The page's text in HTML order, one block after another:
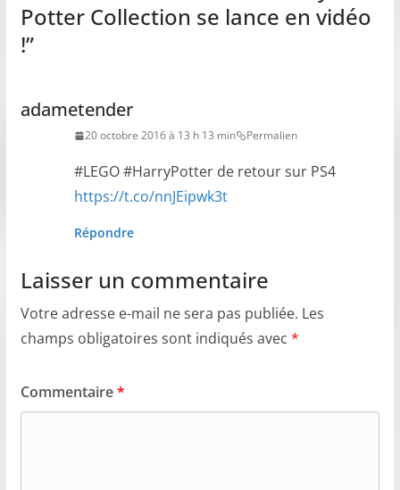
Potter Collection se lance en vidéo
!”
adametender
20 octobre 2016 à 13 h 13 min Permalien
#LEGO #HarryPotter de retour sur PS4
https://t.co/nnJEipwk3t
Répondre
Laisser un commentaire
Votre adresse e-mail ne sera pas publiée. Les
champs obligatoires sont indiqués avec *
Commentaire*